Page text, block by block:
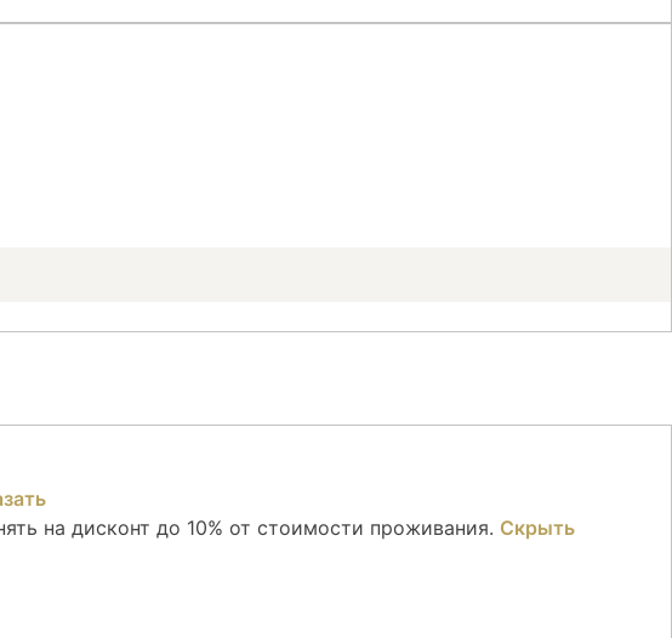
на дисконт до 10% от стоимости проживания. Скрыть